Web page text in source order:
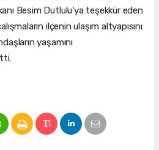
Besim Dutlulu'ya teşekkür eden
ilçenin ulaşım altyapısını
yaşamını